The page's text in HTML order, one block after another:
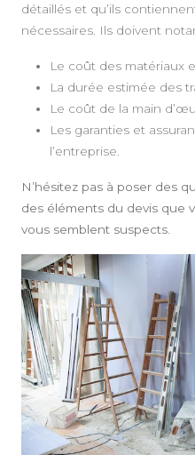
détaillés et qu’ils
nécessaires. Ils doivent
Le coût des matériaux
La durée estimée des
Le coût de la main
Les garanties et
l’entreprise.
N’hésitez pas à poser des
des éléments du devis que
vous semblent suspects